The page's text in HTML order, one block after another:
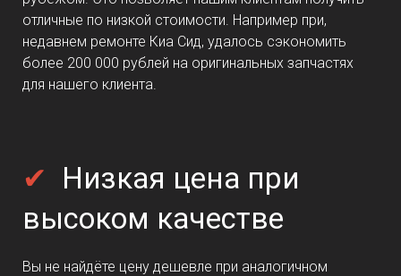
отличные по низкой стоимости. Например при,
недавнем ремонте Киа Сид, удалось сэкономить
более 200 000 рублей на оригинальных запчастях
для нашего клиента.
✔ Низкая цена при
высоком качестве
Вы не найдёте цену дешевле при аналогичном